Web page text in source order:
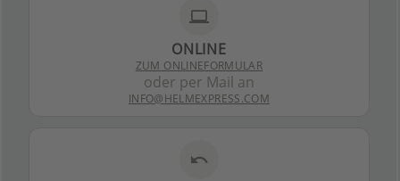
laptop
ONLINE
ZUM ONLINEFORMULAR
oder per Mail an
INFO@HELMEXPRESS.COM
undo